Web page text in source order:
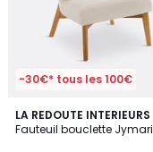
-30€* tous les 100€
LA REDOUTE INTERIEURS
Fauteuil bouclette Jymari
4,5
/ 5